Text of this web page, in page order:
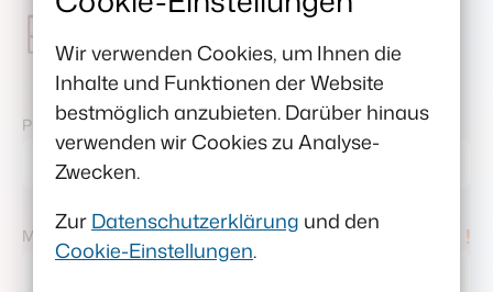
Flyer_Źěłaŕnicka wuknjenje_pdf
(1,11 MB)
PŚEDMĚ / VORNAME
!
MĚ / NACHNAME
Wir verwenden Cookies, um Ihnen die
Inhalte und Funktionen der Website
bestmöglich anzubieten. Darüber hinaus
verwenden wir Cookies zu Analyse-
Zwecken.
ZurDatenschutzerklärung und den
Cookie-Einstellungen.